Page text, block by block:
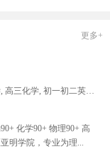
更多+
科目：高三英语, 高三数学, 高三化学, 初一初二英语...
化学90+ 物理90+ 高
明学院，专业为理...